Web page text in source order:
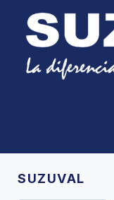
SUZUVAL